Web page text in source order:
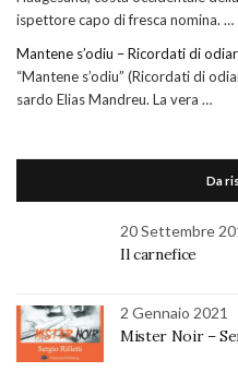
ispettore capo di fresca nomina. …
Mantene s’odiu – Ricordati di
“Mantene s’odiu” (Ricordati di
sardo Elias Mandreu. La vera …
Da
20 Settembre
Il carnefice
2 Gennaio 2021
Mister Noir –